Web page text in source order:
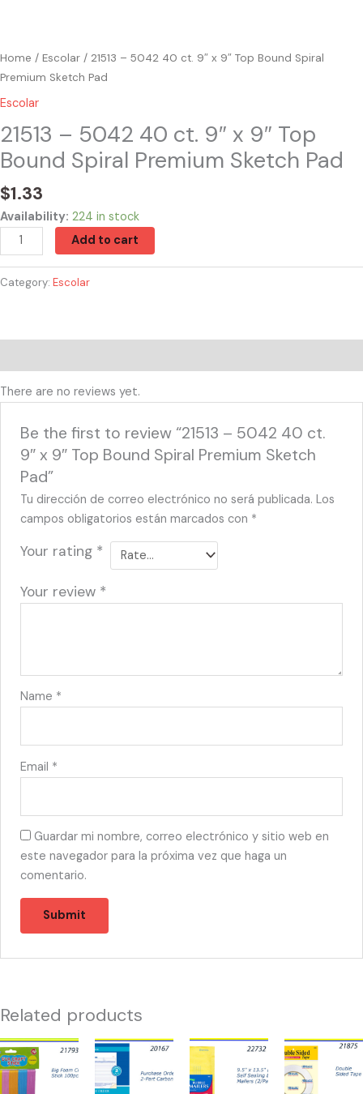
Home / Escolar / 21513 – 5042 40 ct. 9″ x 9″ Top Bound Spiral
Premium Sketch Pad
Escolar
21513 – 5042 40 ct. 9″ x 9″ Top
Bound Spiral Premium Sketch Pad
$1.33
Availability: 224 in stock
Add to cart
Category: Escolar
There are no reviews yet.
Be the first to review “21513 – 5042 40 ct.
9″ x 9″ Top Bound Spiral Premium Sketch
Pad”
Tu dirección de correo electrónico no será publicada. Los
campos obligatorios están marcados con *
Your rating *
Your review *
Name *
Email *
Guardar mi nombre, correo electrónico y sitio web en
este navegador para la próxima vez que haga un
comentario.
Related products
21793
-
FOAM
20167
-
PURCHASE
22732
-
SOBRES
21875
-
MASKING